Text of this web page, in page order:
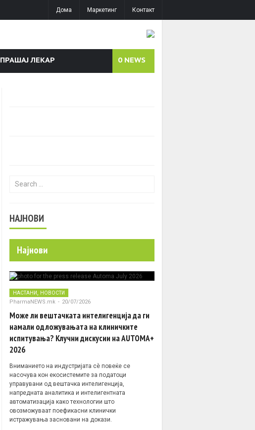
Дома Маркетинг Контакт
ПРАШАЈ ЛЕКАР 0 NEWS
Search for:
НАЈНОВИ
Најнови
НАСТАНИ НОВОСТИ
PharmaNEWS.mk - 20/07/2026
Може ли вештачката интелигенција да ги
намали одложувањата на клиничките
испитувања? Клучни дискусии на AUTOMA+
2026
Вниманието на индустријата сè повеќе се
насочува кон екосистемите за податоци
управувани од вештачка интелигенција,
напредната аналитика и интелигентната
автоматизација како технологии што
овозможуваат поефикасни клинички
истражувања засновани на докази.